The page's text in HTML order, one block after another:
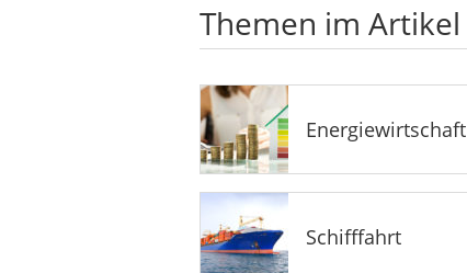
Themen im Artikel
Energiewirtschaft
Schifffahrt